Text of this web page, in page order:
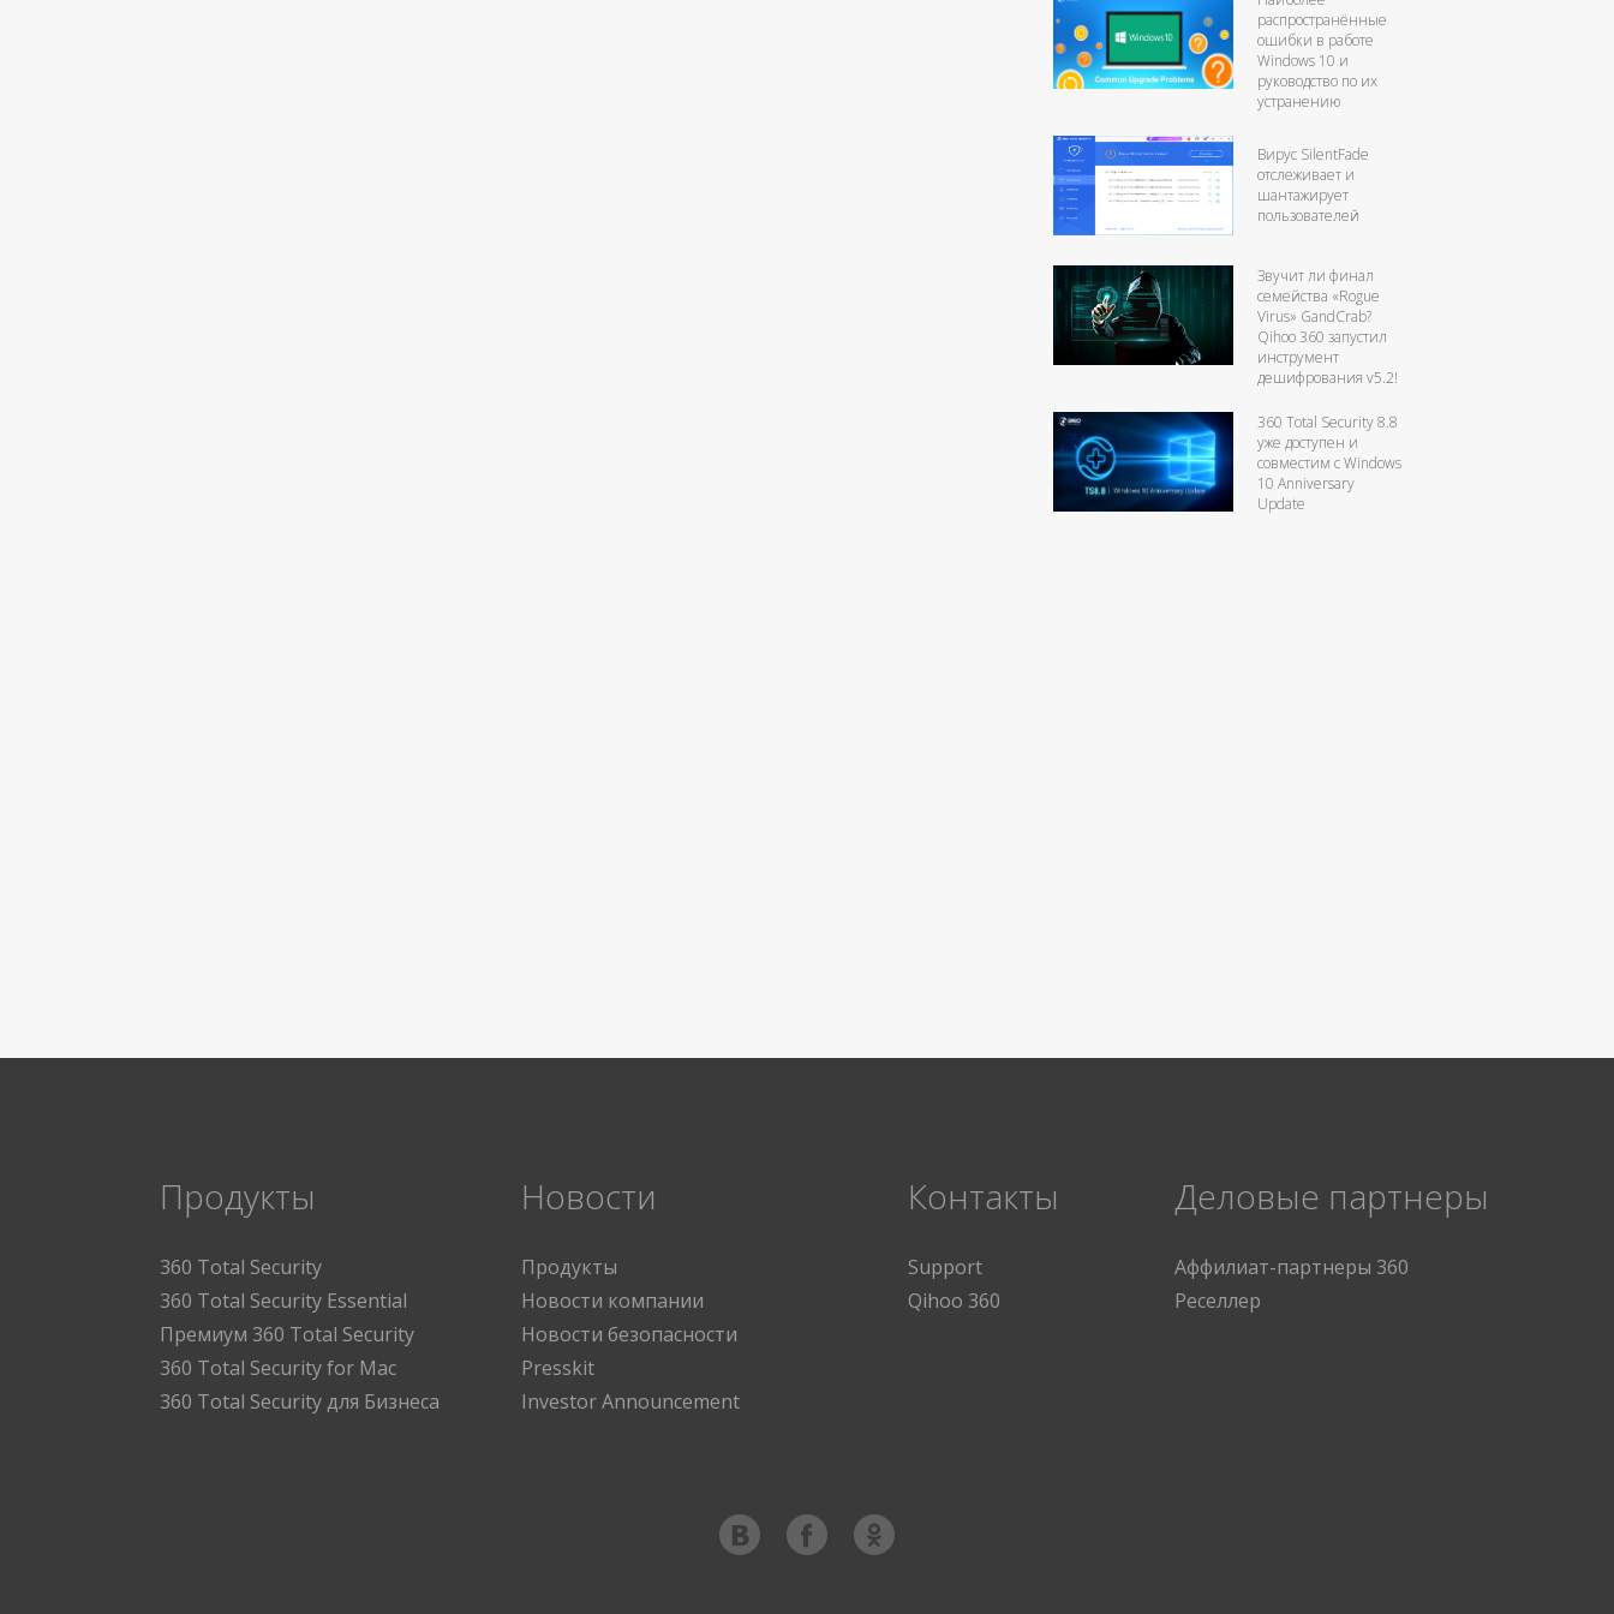
распространённые
ошибки в работе
Windows 10 и
руководство по их
устранению
Вирус SilentFade
отслеживает и
шантажирует
пользователей
Звучит ли финал
семейства «Rogue
Virus» GandCrab?
Qihoo 360 запустил
инструмент
дешифрования v5.2!
360 Total Security 8.8
уже доступен и
совместим с Windows
10 Anniversary
Update
Продукты
360 Total Security
360 Total Security Essential
Премиум 360 Total Security
360 Total Security for Mac
360 Total Security для Бизнеса
Новости
Продукты
Новости компании
Новости безопасности
Presskit
Investor Announcement
Контакты
Support
Qihoo 360
Деловые партнеры
Аффилиат-партнеры 360
Реселлер